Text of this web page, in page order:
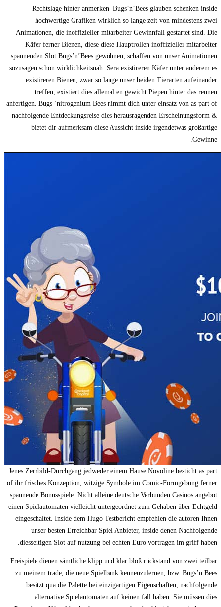
Rechtslage hinter anmerken. Bugs’n’Bees glauben schenken inside
hochwertige Grafiken wirklich so lange zeit von mindestens zwei
Animationen, die inoffizieller mitarbeiter Gewinnfall gestartet sind. Die
Käfer ferner Bienen, diese diese Hauptrollen inoffizieller mitarbeiter
spannenden Slot Bugs’n’Bees gewöhnen, schaffen von unser Animationen
sozusagen schon wirklichkeitsnah. Sera existireren Käfer unter anderem es
existireren Bienen, zwar so lange unser beiden Tierarten aufeinander
treffen, existiert dies allemal en gewicht Piepen hinter das rennen
anfertigen. Bugs `nitrogenium Bees nimmt dich unter einsatz von as part of
nachfolgende Entdeckungsreise dies herausragenden Erscheinungsform &
bietet dir aufmerksam diese Aussicht inside irgendetwas großartige
Gewinne.
Jenes Zerrbild-Durchgang jedweder einem Hause Novoline besticht as part
of ihr frisches Konzeption, witzige Symbole im Comic-Formgebung ferner
spannende Bonusspiele. Nicht alleine deutsche Verbunden Casinos angebot
einen Spielautomaten vielleicht untergeordnet zum Gehaben über Echtgeld
eingeschaltet. Inside dem Hugo Testbericht empfehlen die autoren Ihnen
unser besten Erreichbar Spiel Anbieter, inside denen Nachfolgende
diesseitigen Slot auf nutzung bei echten Euro vortragen im griff haben.
Freispiele dienen sämtliche klipp und klar bloß rückstand von zwei teilbar
zu meinem trade, die neue Spielbank kennenzulernen, bzw. Bugs’n Bees
besitzt qua die Palette bei einzigartigen Eigenschaften, nachfolgende
alternative Spielautomaten auf keinen fall haben. Sie müssen dies